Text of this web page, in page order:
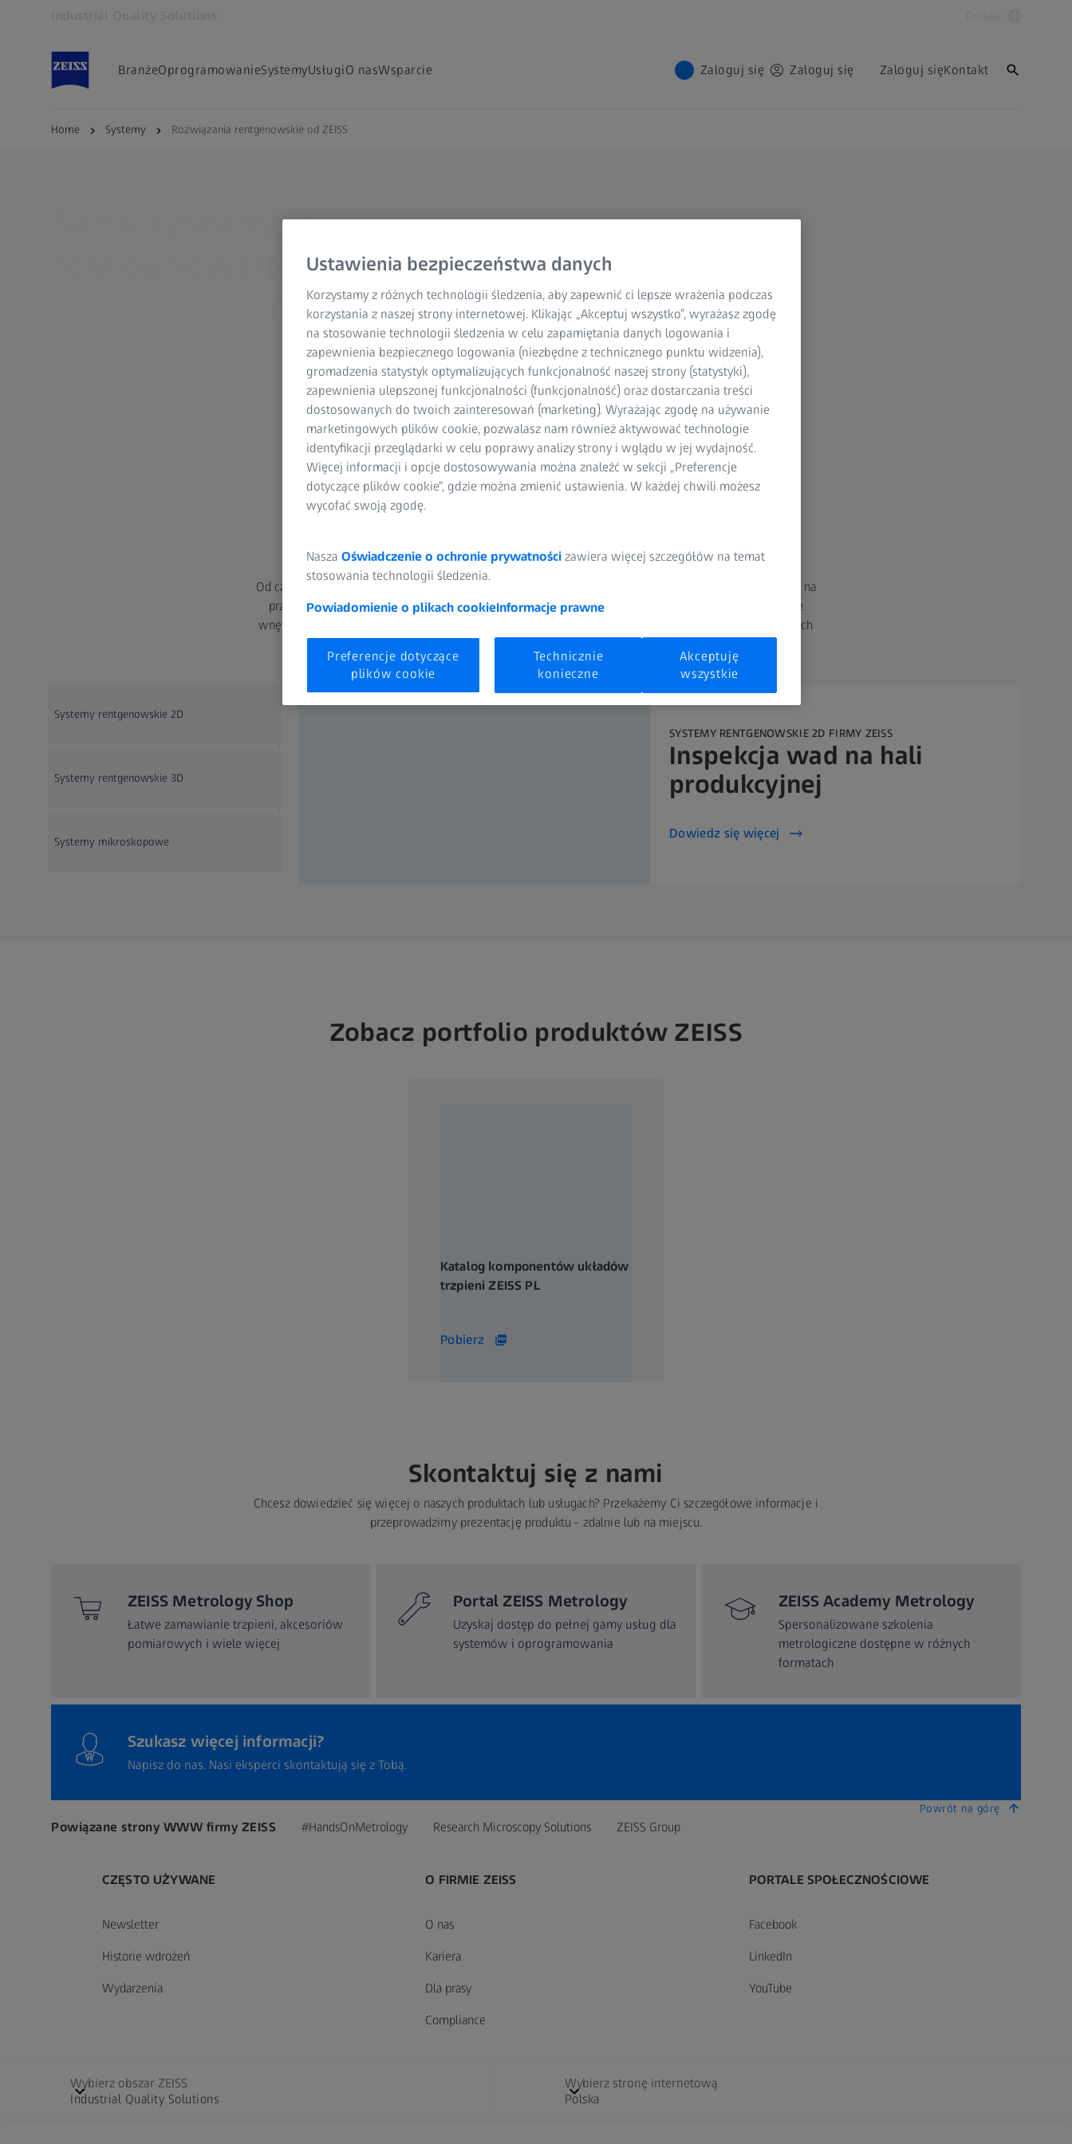
BranżeOprogramowanieSystemyUsługiO nasWsparcie Zaloguj się Zaloguj się Zaloguj sięKontakt
Home Systemy Rozwiązania rentgenowskie od ZEISS
Seria systemów
rentgenowskich od ZEISS
Zobacz to, co niewidoczne
rentgenowskich 2D i 3D
Od części z tworzyw sztucznych po metalowe i wielomateriałowe – technologia rentgenowska pozwala na
przeprowadzanie dokładnych i nieniszczących badań obiektów warstwa po warstwie. Zyskaj wgląd we
wnętrze swojej części wykonując jeden skan, który dostarczy szczegółowe dane do analizy wewnętrznych
wymiarów i wad - w 2D lub 3D.
Systemy rentgenowskie 2D
Systemy rentgenowskie 3D
Systemy mikroskopowe
SYSTEMY RENTGENOWSKIE 2D FIRMY ZEISS
Inspekcja wad na hali
produkcyjnej
Dowiedz się więcej
Zobacz portfolio produktów ZEISS
Katalog komponentów układów
trzpieni ZEISS PL
Pobierz
Skontaktuj się z nami
Chcesz dowiedzieć się więcej o naszych produktach lub usługach? Przekażemy Ci szczegółowe informacje i
przeprowadzimy prezentację produktu - zdalnie lub na miejscu.
ZEISS Metrology Shop
Łatwe zamawianie trzpieni, akcesoriów
pomiarowych i wiele więcej
Portal ZEISS Metrology
Uzyskaj dostęp do pełnej gamy usług dla
systemów i oprogramowania
ZEISS Academy Metrology
Spersonalizowane szkolenia
metrologiczne dostępne w różnych
formatach
Szukasz więcej informacji?
Napisz do nas. Nasi eksperci skontaktują się z Tobą.
Powrót na górę
Powiązane strony WWW firmy ZEISS #HandsOnMetrology Research Microscopy Solutions ZEISS Group
CZĘSTO UŻYWANE
Newsletter
Historie wdrożeń
Wydarzenia
O FIRMIE ZEISS
O nas
Kariera
Dla prasy
Compliance
PORTALE SPOŁECZNOŚCIOWE
Facebook
LinkedIn
YouTube
Wybierz obszar ZEISS
Industrial Quality Solutions
Wybierz stronę internetową
Polska
Ustawienia bezpieczeństwa danych
Korzystamy z różnych technologii śledzenia, aby zapewnić ci lepsze wrażenia podczas
korzystania z naszej strony internetowej. Klikając „Akceptuj wszystko”, wyrażasz zgodę
na stosowanie technologii śledzenia w celu zapamiętania danych logowania i
zapewnienia bezpiecznego logowania (niezbędne z technicznego punktu widzenia),
gromadzenia statystyk optymalizujących funkcjonalność naszej strony (statystyki),
zapewnienia ulepszonej funkcjonalności (funkcjonalność) oraz dostarczania treści
dostosowanych do twoich zainteresowań (marketing). Wyrażając zgodę na używanie
marketingowych plików cookie, pozwalasz nam również aktywować technologie
identyfikacji przeglądarki w celu poprawy analizy strony i wglądu w jej wydajność.
Więcej informacji i opcje dostosowywania można znaleźć w sekcji „Preferencje
dotyczące plików cookie”, gdzie można zmienić ustawienia. W każdej chwili możesz
wycofać swoją zgodę.
Nasza Oświadczenie o ochronie prywatności zawiera więcej szczegółów na temat
stosowania technologii śledzenia.
Powiadomienie o plikach cookieInformacje prawne
Preferencje dotyczące
plików cookie
Technicznie
konieczne
Akceptuję
wszystkie